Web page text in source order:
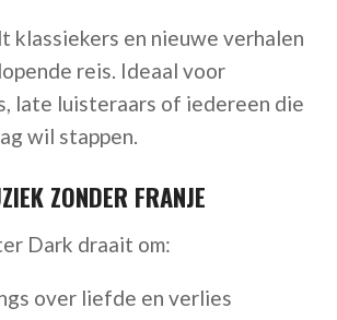
klassiekers en nieuwe verhalen
reis. Ideaal voor
late luisteraars of iedereen die
wil stappen.
ZONDER FRANJE
Dark draait om:
over liefde en verlies